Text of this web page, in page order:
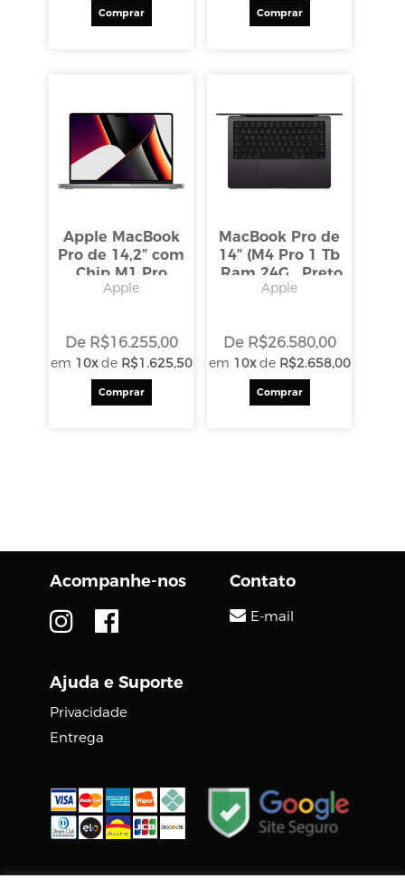
Comprar Comprar
Apple MacBook
Pro de 14,2″ com
Chip M1 Pro
16g/SSD 1TB (
Apple
De R$16.255,00
em 10xde R$1.625,50
Comprar
MacBook Pro de
14″ (M4 Pro 1 Tb
,Ram 24G , Preto
Espacial)
Apple
De R$26.580,00
em 10xde R$2.658,00
Comprar
Acompanhe-nos
Ajuda e Suporte
Privacidade
Entrega
Contato
E-mail